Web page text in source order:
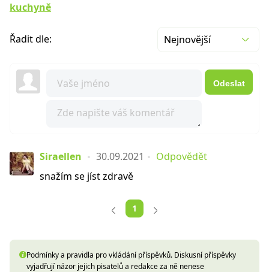
kuchyně
Řadit dle: Nejnovější
Odeslat
Siraellen 30.09.2021
Odpovědět
snažím se jíst zdravě
1
Podmínky a pravidla pro vkládání příspěvků. Diskusní příspěvky
vyjadřují názor jejich pisatelů a redakce za ně nenese